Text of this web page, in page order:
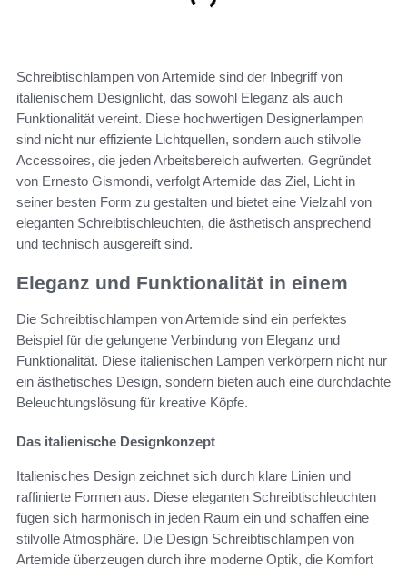
Schreibtischlampen von Artemide sind der Inbegriff von
italienischem Designlicht, das sowohl Eleganz als auch
Funktionalität vereint. Diese hochwertigen Designerlampen
sind nicht nur effiziente Lichtquellen, sondern auch stilvolle
Accessoires, die jeden Arbeitsbereich aufwerten. Gegründet
von Ernesto Gismondi, verfolgt Artemide das Ziel, Licht in
seiner besten Form zu gestalten und bietet eine Vielzahl von
eleganten Schreibtischleuchten, die ästhetisch ansprechend
und technisch ausgereift sind.
Eleganz und Funktionalität in einem
Die Schreibtischlampen von Artemide sind ein perfektes
Beispiel für die gelungene Verbindung von Eleganz und
Funktionalität. Diese italienischen Lampen verkörpern nicht nur
ein ästhetisches Design, sondern bieten auch eine durchdachte
Beleuchtungslösung für kreative Köpfe.
Das italienische Designkonzept
Italienisches Design zeichnet sich durch klare Linien und
raffinierte Formen aus. Diese eleganten Schreibtischleuchten
fügen sich harmonisch in jeden Raum ein und schaffen eine
stilvolle Atmosphäre. Die Design Schreibtischlampen von
Artemide überzeugen durch ihre moderne Optik, die Komfort